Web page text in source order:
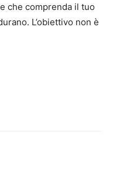
che comprenda il tuo
L’obiettivo non è